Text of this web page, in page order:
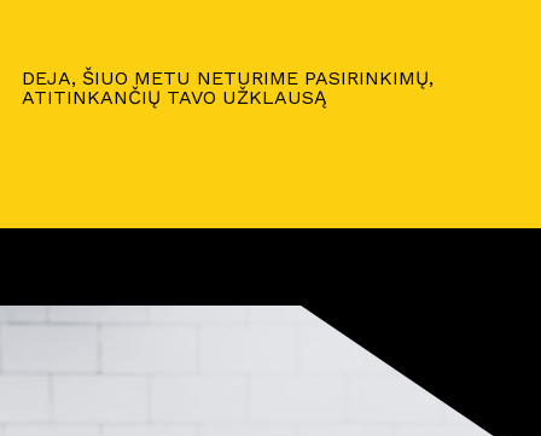
DEJA, ŠIUO METU NETURIME PASIRINKIMŲ,
ATITINKANČIŲ TAVO UŽKLAUSĄ